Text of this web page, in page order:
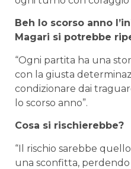
Beh lo scorso anno
Magari si potrebbe
“Ogni partita ha una
con la giusta
condizionare dai
lo scorso anno”.
Cosa si rischierebbe?
“Il rischio sarebbe
una sconfitta, perdendo